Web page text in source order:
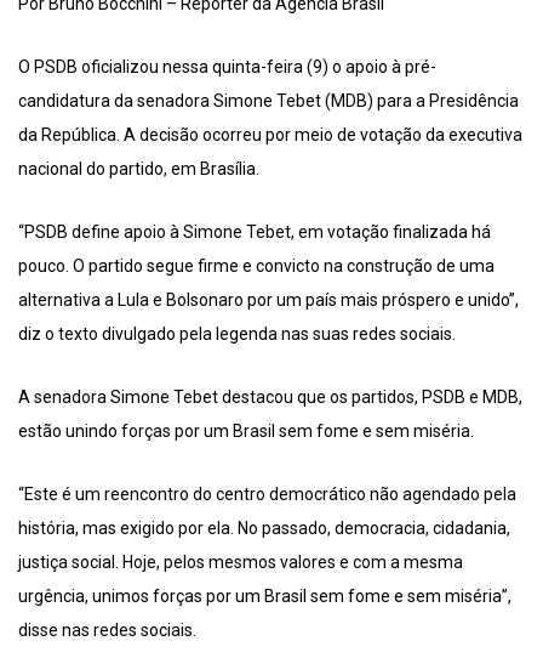
Por Bruno Bocchini – Repórter da Agência Brasil
O PSDB oficializou nessa quinta-feira (9) o apoio à pré-
candidatura da senadora Simone Tebet (MDB) para a Presidência
da República. A decisão ocorreu por meio de votação da executiva
nacional do partido, em Brasília.
“PSDB define apoio à Simone Tebet, em votação finalizada há
pouco. O partido segue firme e convicto na construção de uma
alternativa a Lula e Bolsonaro por um país mais próspero e unido”,
diz o texto divulgado pela legenda nas suas redes sociais.
A senadora Simone Tebet destacou que os partidos, PSDB e MDB,
estão unindo forças por um Brasil sem fome e sem miséria.
“Este é um reencontro do centro democrático não agendado pela
história, mas exigido por ela. No passado, democracia, cidadania,
justiça social. Hoje, pelos mesmos valores e com a mesma
urgência, unimos forças por um Brasil sem fome e sem miséria”,
disse nas redes sociais.